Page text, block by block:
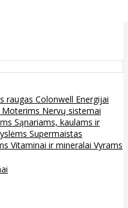
raugas Colonwell Energijai
Moterims Nervų sistemai
Sąnariams, kaulams ir
Supermaistas
Vitaminai ir mineralai Vyrams